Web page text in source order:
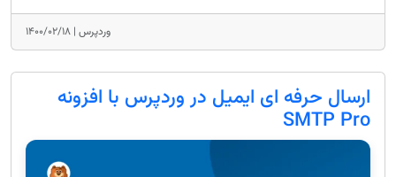
وردپرس | ۱۴۰۰/۰۲/۱۸
ارسال حرفه ای ایمیل در وردپرس با افزونه
SMTP Pro